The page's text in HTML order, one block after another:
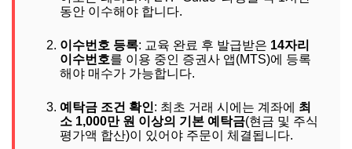
동안 이수해야 합니다.
이수번호 등록: 교육 완료 후 발급받은 14자리
이수번호를 이용 중인 증권사 앱(MTS)에 등록
해야 매수가 가능합니다.
예탁금 조건 확인: 최초 거래 시에는 계좌에 최
소 1,000만 원 이상의 기본 예탁금(현금 및 주식
평가액 합산)이 있어야 주문이 체결됩니다.